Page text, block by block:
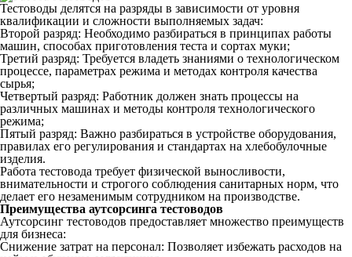
Тестоводы делятся на разряды в зависимости от уровня
квалификации и сложности выполняемых задач:
Второй разряд: Необходимо разбираться в принципах работы
машин, способах приготовления теста и сортах муки;
Третий разряд: Требуется владеть знаниями о технологическом
процессе, параметрах режима и методах контроля качества
сырья;
Четвертый разряд: Работник должен знать процессы на
различных машинах и методы контроля технологического
режима;
Пятый разряд: Важно разбираться в устройстве оборудования,
правилах его регулирования и стандартах на хлебобулочные
изделия.
Работа тестовода требует физической выносливости,
внимательности и строгого соблюдения санитарных норм, что
делает его незаменимым сотрудником на производстве.
Преимущества аутсорсинга тестоводов
Аутсорсинг тестоводов предоставляет множество преимуществ
для бизнеса:
Снижение затрат на персонал: Позволяет избежать расходов на